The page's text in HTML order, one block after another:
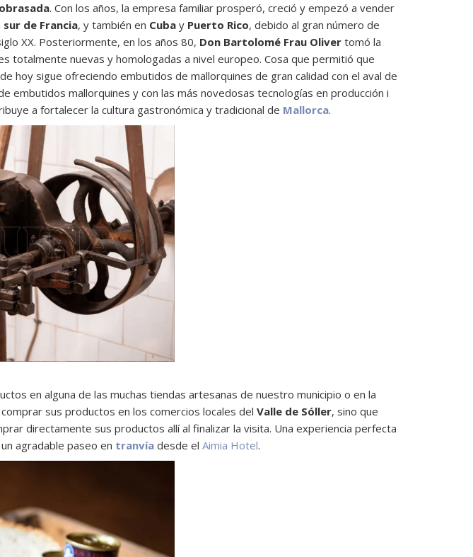
. Con los años, la empresa familiar prosperó, creció y empezó a vender
de Francia, y también en Cuba y Puerto Rico, debido al gran número de
XX. Posteriormente, en los años 80, Don Bartolomé Frau Oliver tomó la
totalmente nuevas y homologadas a nivel europeo. Cosa que permitió que
hoy sigue ofreciendo embutidos de mallorquines de gran calidad con el aval de
embutidos mallorquines y con las más novedosas tecnologías en producción i
a fortalecer la cultura gastronómica y tradicional de Mallorca.
en alguna de las muchas tiendas artesanas de nuestro municipio o en la
sus productos en los comercios locales del Valle de Sóller, sino que
directamente sus productos allí al finalizar la visita. Una experiencia perfecta
agradable paseo en tranvía desde el Aimia Hotel.